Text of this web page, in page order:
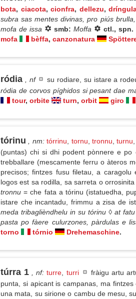
bota, ciacota,cionfra, dellezu,
subra sas mentes divinas, pro piús
mofa de issa
smb: Moffa
ctl., spn.
mofa
bèffa, canzonatura
ródia , nf
su rodiare, su istare a
ródia de corvos píghidos si pesant dae
tour, orbite turn, orbit giro
tórinu , nm: tórrinu tornu tronnu ,turnu
(puntas) chi si dhi podent pònnere e
trebballare (mescamente ferru o àteros
precisos; fintzes fusu filetau, a
logos est sa rodilla, sa sarreta o
tronnu= che fata a tórinu (istatuedha,
istare che incantadu, frimmu a zisa de
meda tribaglièndhelu in su tórinu ◊ at
pasta po fàere culurzones, pàrdulas e
torno
tórnio Drehemaschine.
túrra 1 , nf: turre turri
fràigu artu
punta, si apicant is campanas, ma
una mata, su sirione o cambu de mesu,